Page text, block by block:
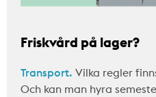
Friskvård på lager?
Transport. Vilka regler
Och kan man hyra